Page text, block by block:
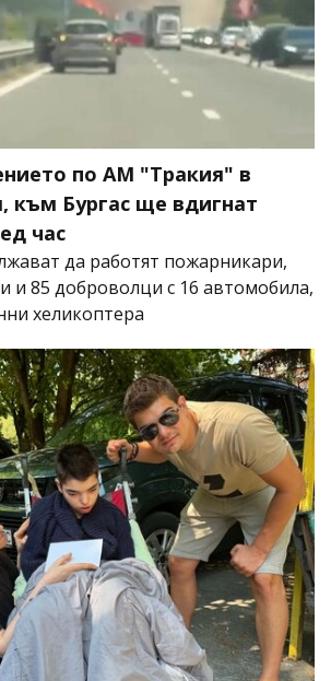
по АМ "Тракия" в
към Бургас ще вдигнат
час
да работят пожарникари,
и 85 доброволци с 16 автомобила,
хеликоптера